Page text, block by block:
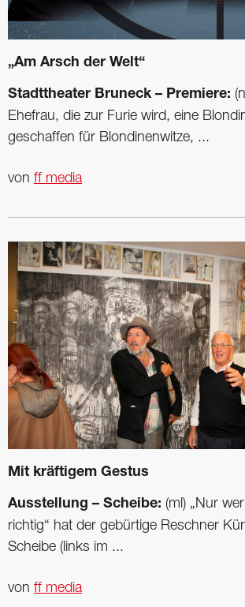
„Am Arsch der Welt“
Stadttheater Bruneck – Premiere:
Ehefrau, die zur Furie wird, eine
geschaffen für Blondinenwitze, ...
von ff media
Mit kräftigem Gestus
Ausstellung – Scheibe: (ml) „Nur
richtig“ hat der gebürtige Reschner
Scheibe (links im ...
von ff media